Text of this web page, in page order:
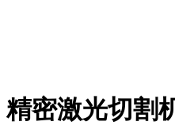
精密激光切割